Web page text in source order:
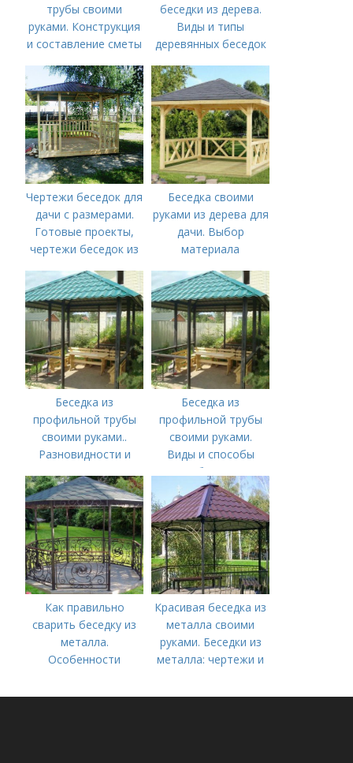
трубы своими
руками. Конструкция
и составление сметы
беседки из дерева.
Виды и типы
деревянных беседок
Чертежи беседок для
дачи с размерами.
Готовые проекты,
чертежи беседок из
строительства
своими руками
Беседка своими
руками из дерева для
дачи. Выбор
материала
Беседка из
профильной трубы
своими руками..
Разновидности и
изготовления
Беседка из
профильной трубы
своими руками.
Виды и способы
сборки
Как правильно
сварить беседку из
металла.
Особенности
Красивая беседка из
металла своими
руками. Беседки из
металла: чертежи и
постройки